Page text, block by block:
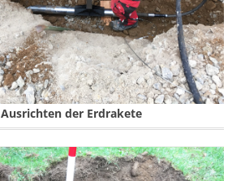
Ausrichten der Erdrakete